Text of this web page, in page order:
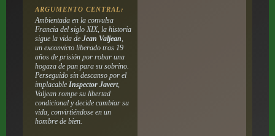
ARGUMENTO CENTRAL:
Ambientada en la convulsa
Francia del siglo XIX, la historia
sigue la vida de Jean Valjean,
un exconvicto liberado tras 19
años de prisión por robar una
hogaza de pan para su sobrino.
Perseguido sin descanso por el
implacable Inspector Javert,
Valjean rompe su libertad
condicional y decide cambiar su
vida, convirtiéndose en un
hombre de bien.